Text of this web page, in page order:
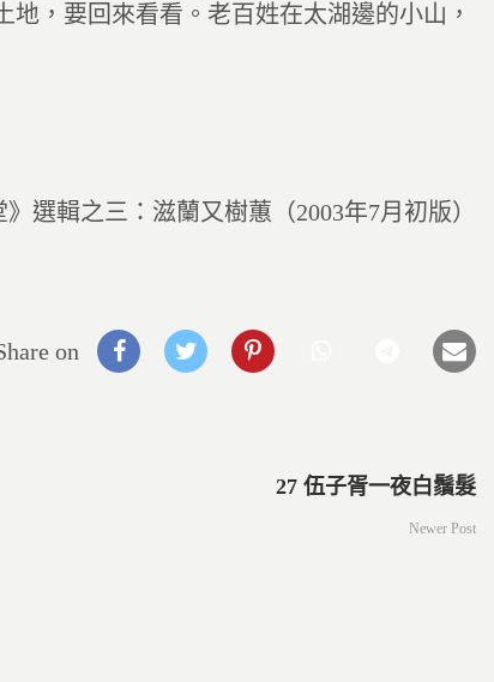
，要回來看看。老百姓在太湖邊的小山，
》選輯之三：滋蘭又樹蕙（2003年7月初版）
on
27 伍子胥一夜白鬚髮
Newer Post